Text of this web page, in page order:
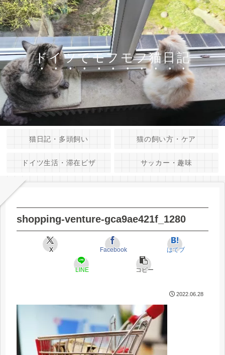
ドイツでモフモフ猫日記
猫日記・多頭飼い 猫の飼い方・ケア
ドイツ生活・滞在ビザ サッカー・趣味
shopping-venture-gca9ae421f_1280
X Facebook はてブ
LINE コピー
2022.06.28